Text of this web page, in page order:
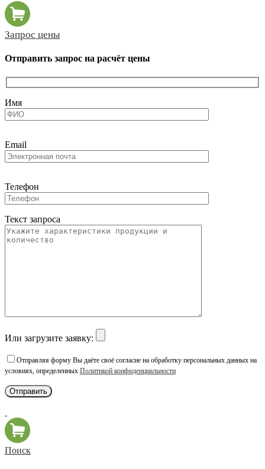
Запрос цены
Отправить запрос на расчёт цены
Имя
Email
Телефон
Текст запроса
Или загрузите заявку:
Отправляя форму Вы даёте своё согласие на обработку персональных данных на
условиях, определенных Политикой конфиденциальности
Поиск